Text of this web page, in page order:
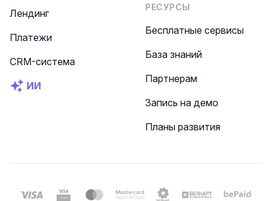
Лендинг
Платежи
CRM-система
ИИ
РЕСУРСЫ
Бесплатные сервисы
База знаний
Партнерам
Запись на демо
Планы развития